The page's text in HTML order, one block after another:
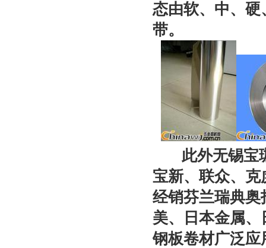
态由软、中、
带。
此外无锡宝珈
宝新、联众、
经销芬兰瑞典
美、日本金属
钢板卷材广泛